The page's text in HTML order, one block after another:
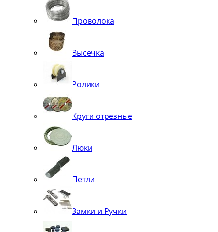
Проволока
Высечка
Ролики
Круги отрезные
Люки
Петли
Замки и Ручки